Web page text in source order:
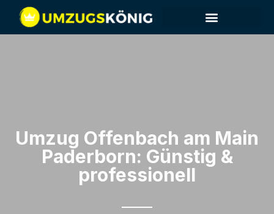
Umzug Offenbach am Main​
Paderborn: Günstig &
professionell​